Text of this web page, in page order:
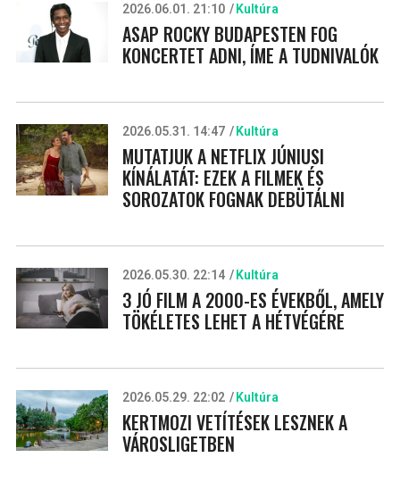
2026.06.01. 21:10 Kultúra
ASAP ROCKY BUDAPESTEN FOG
KONCERTET ADNI, ÍME A TUDNIVALÓK
2026.05.31. 14:47 Kultúra
MUTATJUK A NETFLIX JÚNIUSI
KÍNÁLATÁT: EZEK A FILMEK ÉS
SOROZATOK FOGNAK DEBÜTÁLNI
2026.05.30. 22:14 Kultúra
3 JÓ FILM A 2000-ES ÉVEKBŐL, AMELY
TÖKÉLETES LEHET A HÉTVÉGÉRE
2026.05.29. 22:02 Kultúra
KERTMOZI VETÍTÉSEK LESZNEK A
VÁROSLIGETBEN